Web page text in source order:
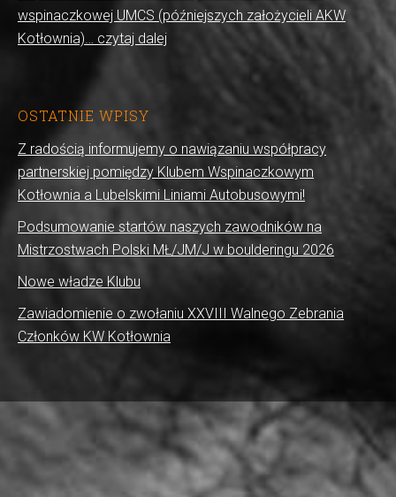
wspinaczkowej UMCS (późniejszych założycieli AKW
Kotłownia)… czytaj dalej
OSTATNIE WPISY
Z radością informujemy o nawiązaniu współpracy
partnerskiej pomiędzy Klubem Wspinaczkowym
Kotłownia a Lubelskimi Liniami Autobusowymi!
Podsumowanie startów naszych zawodników na
Mistrzostwach Polski MŁ/JM/J w boulderingu 2026
Nowe władze Klubu
Zawiadomienie o zwołaniu XXVIII Walnego Zebrania
Członków KW Kotłownia